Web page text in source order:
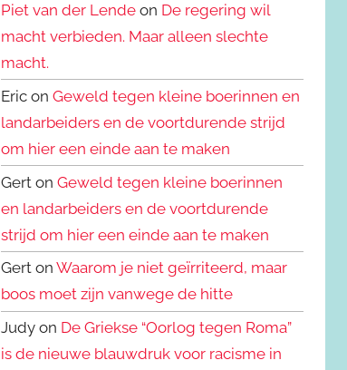
Piet van der Lende on De regering wil
macht verbieden. Maar alleen slechte
macht.
Eric onGeweld tegen kleine boerinnen en
landarbeiders en de voortdurende strijd
om hier een einde aan te maken
Gert onGeweld tegen kleine boerinnen
en landarbeiders en de voortdurende
strijd om hier een einde aan te maken
Gert onWaarom je niet geïrriteerd, maar
boos moet zijn vanwege de hitte
Judy on De Griekse “Oorlog tegen Roma”
is de nieuwe blauwdruk voor racisme in